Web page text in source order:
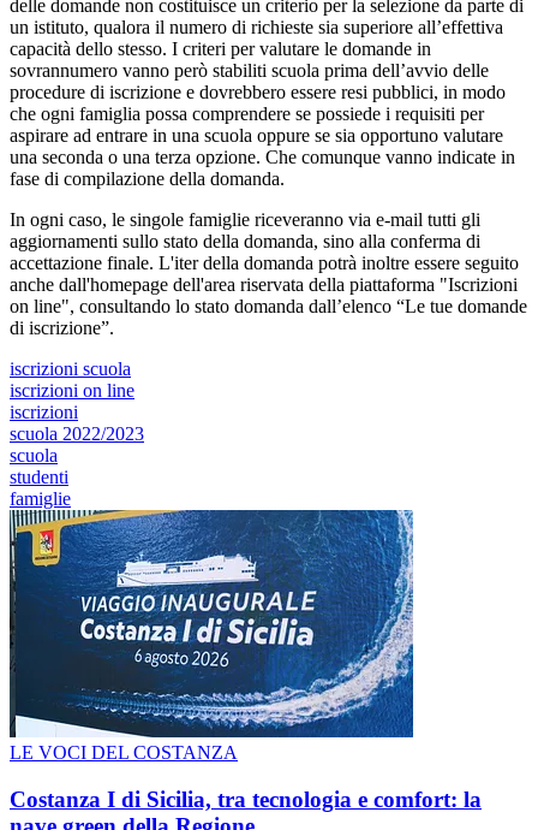
delle domande non costituisce un criterio per la selezione da parte di
un istituto, qualora il numero di richieste sia superiore all’effettiva
capacità dello stesso. I criteri per valutare le domande in
sovrannumero vanno però stabiliti scuola prima dell’avvio delle
procedure di iscrizione e dovrebbero essere resi pubblici, in modo
che ogni famiglia possa comprendere se possiede i requisiti per
aspirare ad entrare in una scuola oppure se sia opportuno valutare
una seconda o una terza opzione. Che comunque vanno indicate in
fase di compilazione della domanda.
In ogni caso, le singole famiglie riceveranno via e-mail tutti gli
aggiornamenti sullo stato della domanda, sino alla conferma di
accettazione finale. L'iter della domanda potrà inoltre essere seguito
anche dall'homepage dell'area riservata della piattaforma "Iscrizioni
on line", consultando lo stato domanda dall’elenco “Le tue domande
di iscrizione”.
iscrizioni scuola
iscrizioni on line
iscrizioni
scuola 2022/2023
scuola
studenti
famiglie
LE VOCI DEL COSTANZA
Costanza I di Sicilia, tra tecnologia e comfort: la